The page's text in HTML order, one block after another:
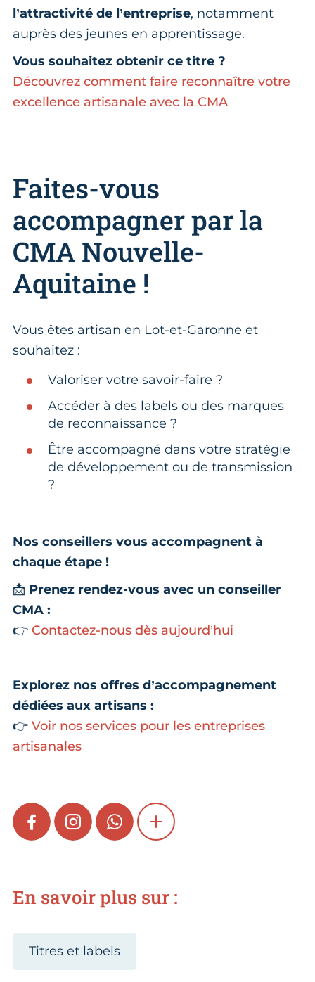
l’attractivité de l’entreprise, notamment
auprès des jeunes en apprentissage.
Vous souhaitez obtenir ce titre ?
Découvrez comment faire reconnaître votre
excellence artisanale avec la CMA
Faites-vous
accompagner par la
CMA Nouvelle-
Aquitaine !
Vous êtes artisan en Lot-et-Garonne et
souhaitez :
Valoriser votre savoir-faire ?
Accéder à des labels ou des marques
de reconnaissance ?
Être accompagné dans votre stratégie
de développement ou de transmission
?
Nos conseillers vous accompagnent à
chaque étape !
📩 Prenez rendez-vous avec un conseiller
CMA :
👉 Contactez-nous dès aujourd’hui
Explorez nos offres d’accompagnement
dédiées aux artisans :
👉 Voir nos services pour les entreprises
artisanales
FACEBOOKINSTAGRAMWHATSAPPSHOW MORE
En savoir plus sur :
Titres et labels